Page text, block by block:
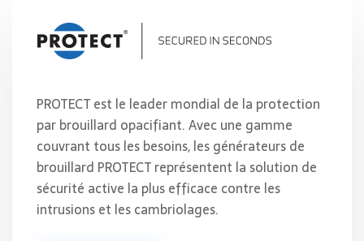
PROTECT est le leader mondial de la protection
par brouillard opacifiant. Avec une gamme
couvrant tous les besoins, les générateurs de
brouillard PROTECT représentent la solution de
sécurité active la plus efficace contre les
intrusions et les cambriolages.